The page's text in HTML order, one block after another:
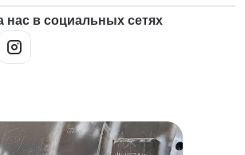
нас в социальных сетях